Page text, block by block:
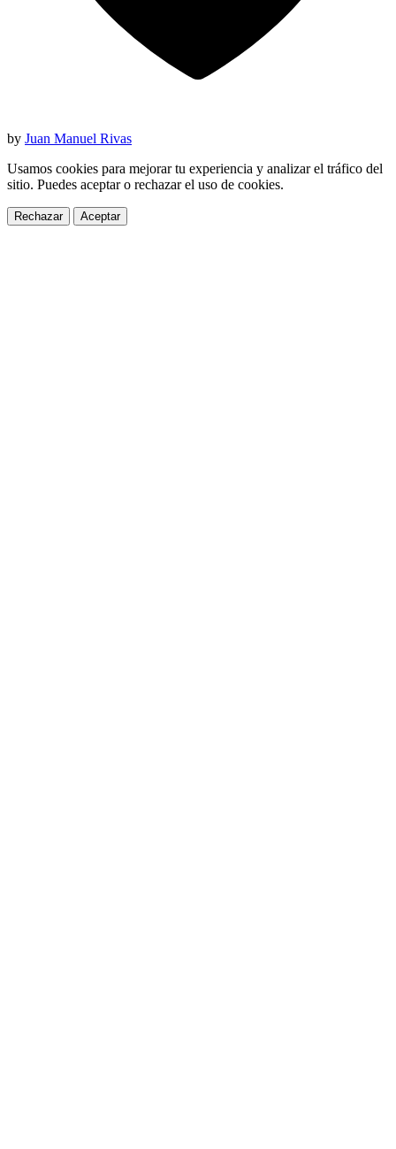
by Juan Manuel Rivas
Usamos cookies para mejorar tu experiencia y analizar el tráfico del
sitio. Puedes aceptar o rechazar el uso de cookies.
Rechazar Aceptar